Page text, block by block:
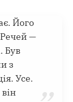
Його
—
Був
з
Усе.